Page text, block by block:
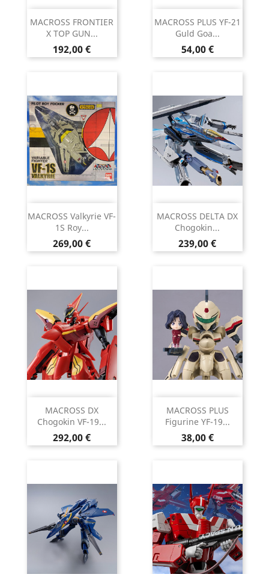
MACROSS FRONTIER
X TOP GUN...
Prix
192,00 €
MACROSS PLUS YF-21
Guld Goa...
Prix
54,00 €
MACROSS Valkyrie VF-
1S Roy...
Prix
269,00 €
MACROSS DELTA DX
Chogokin...
Prix
239,00 €
MACROSS DX
Chogokin VF-19...
Prix
292,00 €
MACROSS PLUS
Figurine YF-19...
Prix
38,00 €